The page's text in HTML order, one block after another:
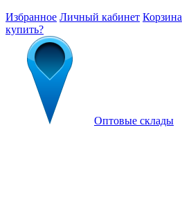
Избранное Личный кабинет Корзина
купить?
Оптовые склады